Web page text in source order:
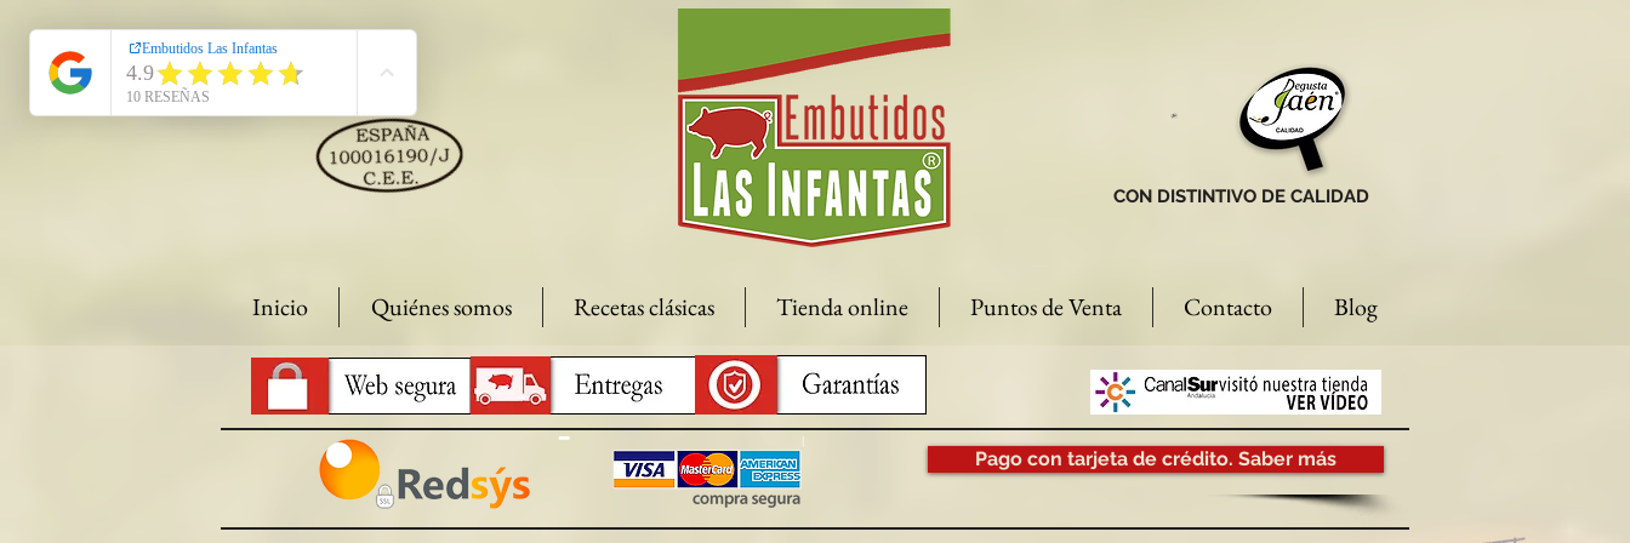
CON DISTINTIVO DE CALIDAD
Inicio Quiénes somos Recetas clásicas Tienda online Puntos de Venta Contacto Blog
Pago con tarjeta de crédito. Saber más